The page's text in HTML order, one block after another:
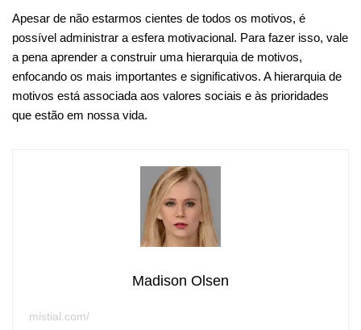
Apesar de não estarmos cientes de todos os motivos, é
possível administrar a esfera motivacional. Para fazer isso, vale
a pena aprender a construir uma hierarquia de motivos,
enfocando os mais importantes e significativos. A hierarquia de
motivos está associada aos valores sociais e às prioridades
que estão em nossa vida.
Madison Olsen
mistial.com/